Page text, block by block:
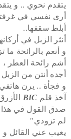
يتقدم نحوي .. و
أرى نفسي في
أبلط سقفها..
أنثر الزبل في
و أنعم بالرائحة
أشم رائحة العطر
أجده أنتن من الزبل
و فجأة .. يرن هاتفي
BIC آخذ قلم
صدق القول في هذا
لم تزودي"
يغيب عني القائل